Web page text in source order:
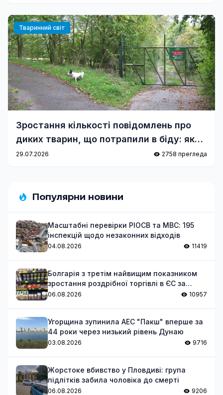
Тваринний світ
Зростання кількості повідомлень про
диких тварин, що потрапили в біду: як
реагувати правильно?
29.07.2026 2758 прегледа
Популярни новини
Масштабні перевірки РІОСВ та МВС: 195
інспекцій щодо незаконних відходів
04.08.2026 11419
Болгарія з третім найвищим показником
зростання роздрібної торгівлі в ЄС за
червень
06.08.2026 10957
Угорщина зупинила АЕС "Пакш" вперше за
44 роки через низький рівень Дунаю
03.08.2026 9716
Жорстоке вбивство у Пловдиві: група
підлітків забила чоловіка до смерті
06.08.2026 9206